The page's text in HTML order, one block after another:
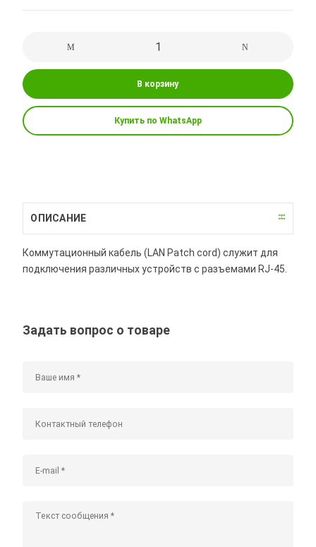
В корзину
Купить по WhatsApp
ОПИСАНИЕ
Коммутационный кабель (LAN Patch cord) служит для
подключения различных устройств с разъемами RJ-45.
Задать вопрос о товаре